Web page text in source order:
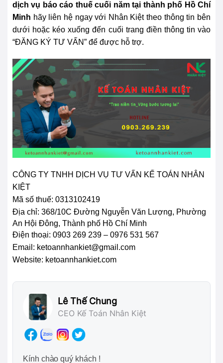
dịch vụ báo cáo thuế cuối năm tại thành phố Hồ Chí
Minh hãy liên hệ ngay với Nhân Kiệt theo thông tin bên
dưới hoặc kéo xuống đến cuối trang điền thông tin vào
“ĐĂNG KÝ TƯ VẤN” để được hỗ trợ.
CÔNG TY TNHH DỊCH VỤ TƯ VẤN KẾ TOÁN NHÂN
KIỆT
Mã số thuế: 0313102419
Địa chỉ: 368/10C Đường Nguyễn Văn Lượng, Phường
An Hội Đông, Thành phố Hồ Chí Minh
Điện thoại: 0903 269 239 – 0976 531 567
Email: ketoannhankiet@gmail.com
Website: ketoannhankiet.com
Lê Thế Chung
CEO Kế Toán Nhân Kiệt
Kính chào quý khách !